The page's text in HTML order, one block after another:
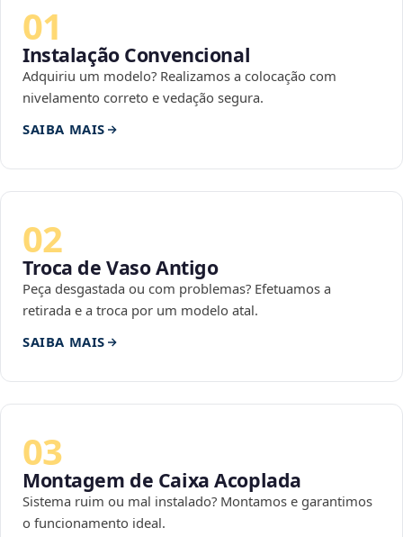
01
Instalação Convencional
Adquiriu um modelo? Realizamos a colocação com
nivelamento correto e vedação segura.
SAIBA MAIS
02
Troca de Vaso Antigo
Peça desgastada ou com problemas? Efetuamos a
retirada e a troca por um modelo atal.
SAIBA MAIS
03
Montagem de Caixa Acoplada
Sistema ruim ou mal instalado? Montamos e garantimos
o funcionamento ideal.